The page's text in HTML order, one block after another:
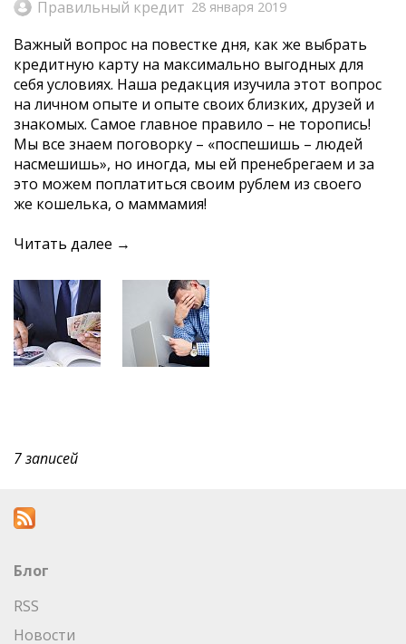
Правильный кредит 28 января 2019
Важный вопрос на повестке дня, как же выбрать
кредитную карту на максимально выгодных для
себя условиях. Наша редакция изучила этот вопрос
на личном опыте и опыте своих близких, друзей и
знакомых. Самое главное правило – не торопись!
Мы все знаем поговорку – «поспешишь – людей
насмешишь», но иногда, мы ей пренебрегаем и за
это можем поплатиться своим рублем из своего
же кошелька, о маммамия!
Читать далее →
7 записей
Блог
RSS
Новости